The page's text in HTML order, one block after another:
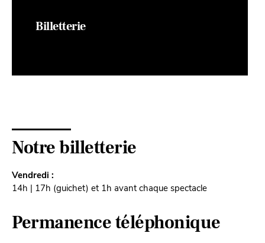
Billetterie
Notre billetterie
Vendredi :
14h | 17h (guichet) et 1h avant chaque spectacle
Permanence téléphonique